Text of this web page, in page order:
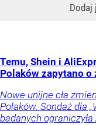
Dodaj
Temu, Shein i
Polaków zapytano o
Nowe unijne cła
Polaków. Sondaż dla
badanych